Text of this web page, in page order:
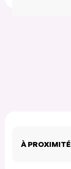
À PROXIMITÉ